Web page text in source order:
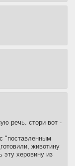
речь. стори вот -
"поставленным
животину
херовину из